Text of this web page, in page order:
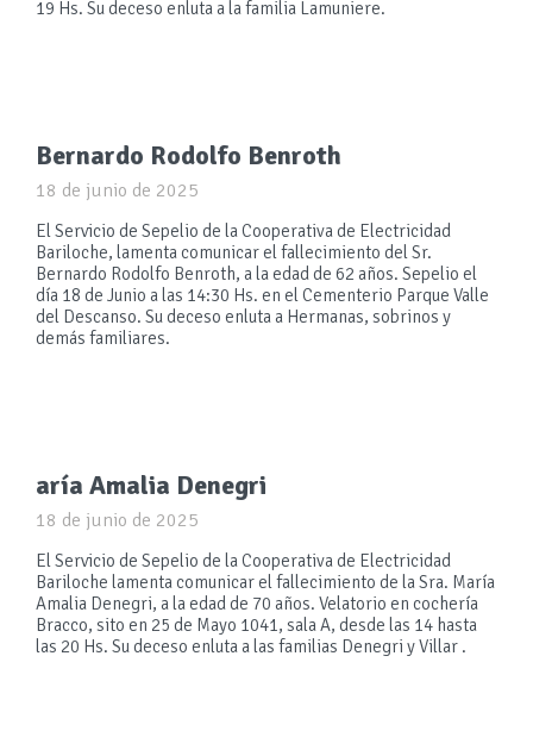
19 Hs. Su deceso enluta a la familia Lamuniere.
Bernardo Rodolfo Benroth
18 de junio de 2025
El Servicio de Sepelio de la Cooperativa de Electricidad
Bariloche, lamenta comunicar el fallecimiento del Sr.
Bernardo Rodolfo Benroth, a la edad de 62 años. Sepelio el
día 18 de Junio a las 14:30 Hs. en el Cementerio Parque Valle
del Descanso. Su deceso enluta a Hermanas, sobrinos y
demás familiares.
aría Amalia Denegri
18 de junio de 2025
El Servicio de Sepelio de la Cooperativa de Electricidad
Bariloche lamenta comunicar el fallecimiento de la Sra. María
Amalia Denegri, a la edad de 70 años. Velatorio en cochería
Bracco, sito en 25 de Mayo 1041, sala A, desde las 14 hasta
las 20 Hs. Su deceso enluta a las familias Denegri y Villar .